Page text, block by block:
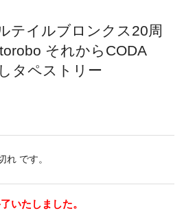
テイルブロンクス20周
それからCODA
タペストリー
れ です。
いたしました。